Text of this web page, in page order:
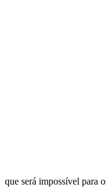
que será impossível para